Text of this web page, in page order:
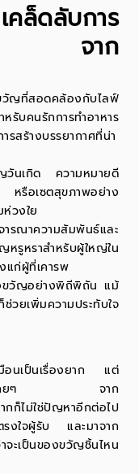
คล็ดลับการ
จาก
วัญที่สอดคล้องกับไลฟ์
รับคนรักการทำอาหาร
สร้างบรรยากาศที่น่า
วันเกิด ความหมายดี
รือเซตสุขภาพอย่าง
ห่วงใย
ารณาความสัมพันธ์และ
รูหราสำหรับผู้ใหญ่ใน
แก่ผู้ที่เคารพ
ขวัญอย่างพิถีพิถัน แม้
วยเพิ่มความประทับใจ
มือนเป็นเรื่องยาก แต่
รเลือกง่ายๆ จาก
ก็ไม่ใช่ปัญหาอีกต่อไป
งใจผู้รับ และมาจาก
จะเป็นของขวัญชิ้นไหน